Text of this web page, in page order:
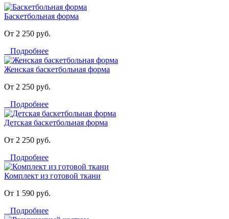
Баскетбольная форма
От 2 250 руб.
Подробнее
Женская баскетбольная форма
От 2 250 руб.
Подробнее
Детская баскетбольная форма
От 2 250 руб.
Подробнее
Комплект из готовой ткани
От 1 590 руб.
Подробнее